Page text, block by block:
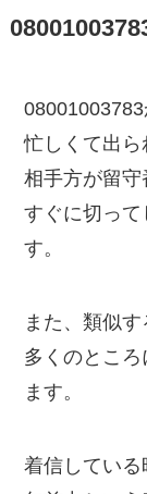
08001003783
忙しくて出ら
相手方が留守
すぐに切って
す。
また、類似
多くのとこ
ます。
着信している